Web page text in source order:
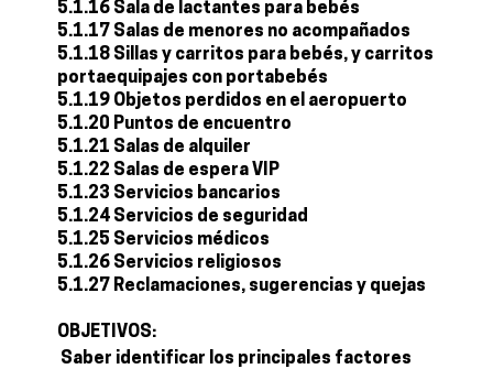
5.1.16 Sala de lactantes para bebés
5.1.17 Salas de menores no acompañados
5.1.18 Sillas y carritos para bebés, y carritos
portaequipajes con portabebés
5.1.19 Objetos perdidos en el aeropuerto
5.1.20 Puntos de encuentro
5.1.21 Salas de alquiler
5.1.22 Salas de espera VIP
5.1.23 Servicios bancarios
5.1.24 Servicios de seguridad
5.1.25 Servicios médicos
5.1.26 Servicios religiosos
5.1.27 Reclamaciones, sugerencias y quejas
OBJETIVOS:
 Saber identificar los principales factores